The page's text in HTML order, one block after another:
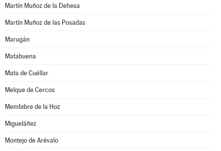
Martín Muñoz de la Dehesa
Martín Muñoz de las Posadas
Marugán
Matabuena
Mata de Cuéllar
Melque de Cercos
Membibre de la Hoz
Migueláñez
Montejo de Arévalo